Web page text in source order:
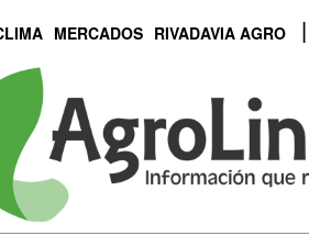
MERCADOS RIVADAVIA AGRO